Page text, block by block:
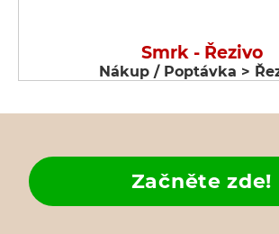
Smrk - Řezivo
Nákup / Poptávka >
Začněte zde!